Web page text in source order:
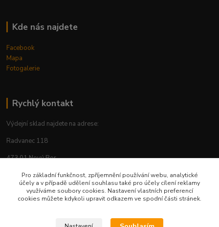
Kde nás najdete
Facebook
Mapa
Fotogalerie
Rychlý kontakt
Výdejní sklad najdete na adrese:
Radvanec 118
473 01 Nový Bor
tel: +420 605 283 713
Upravit sběr cookies.
Pro základní funkčnost, zpříjemnění používání webu, analytické
účely a v případě udělení souhlasu také pro účely cílení reklamy
využíváme soubory cookies. Nastavení vlastních preferencí
cookies můžete kdykoli upravit odkazem ve spodní části stránek.